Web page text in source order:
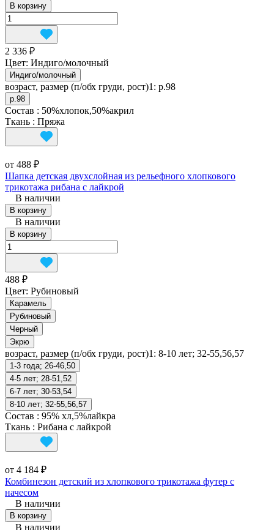
В корзину
2 336 ₽
Цвет: Индиго/молочный
Индиго/молочный
возраст, размер (п/обх груди, рост)1: р.98
р.98
Состав : 50%хлопок,50%акрил
Ткань : Пряжа
от 488 ₽
Шапка детская двухслойная из рельефного хлопкового
трикотажа рибана с лайкрой
В наличии
В корзину
В наличии
В корзину
488 ₽
Цвет: Рубиновый
Карамель
Рубиновый
Черный
Экрю
возраст, размер (п/обх груди, рост)1: 8-10 лет; 32-55,56,57
1-3 года; 26-46,50
4-5 лет; 28-51,52
6-7 лет; 30-53,54
8-10 лет; 32-55,56,57
Состав : 95% хл,5%лайкра
Ткань : Рибана с лайкрой
от 4 184 ₽
Комбинезон детский из хлопкового трикотажа футер с
начесом
В наличии
В корзину
В наличии